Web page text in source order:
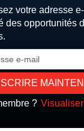
votre adresse
des opportunités
? Visualiser